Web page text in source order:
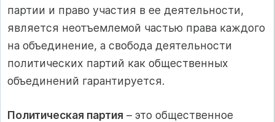
партии и право участия в ее деятельности,
является неотъемлемой частью права каждого
на объединение, а свобода деятельности
политических партий как общественных
объединений гарантируется.
Политическая партия – это общественное